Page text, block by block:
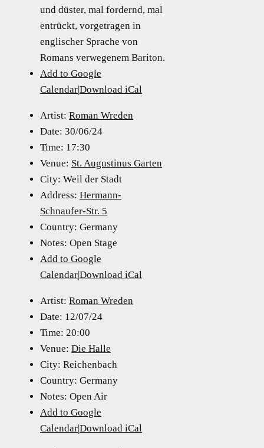
und düster, mal fordernd, mal
entrückt, vorgetragen in
englischer Sprache von
Romans verwegenem Bariton.
Add to Google
Calendar|Download iCal
Artist: Roman Wreden
Date: 30/06/24
Time: 17:30
Venue: St. Augustinus Garten
City: Weil der Stadt
Address: Hermann-
Schnaufer-Str. 5
Country: Germany
Notes: Open Stage
Add to Google
Calendar|Download iCal
Artist: Roman Wreden
Date: 12/07/24
Time: 20:00
Venue: Die Halle
City: Reichenbach
Country: Germany
Notes: Open Air
Add to Google
Calendar|Download iCal